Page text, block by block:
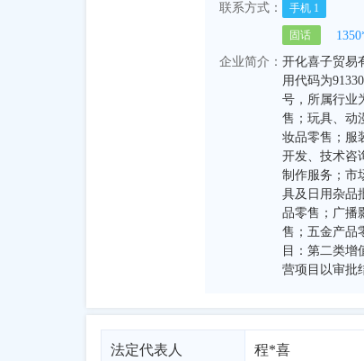
联系方式：
手机 1
固话
企业简介： 开化喜子贸易
用代码为
号，所属行业
售；玩具、动
妆品零售；服
开发、技术咨
制作服务；市
具及日用杂品
品零售；广播
售；五金产品
目：第二类增
营项目以审批
法定代表人 程*喜